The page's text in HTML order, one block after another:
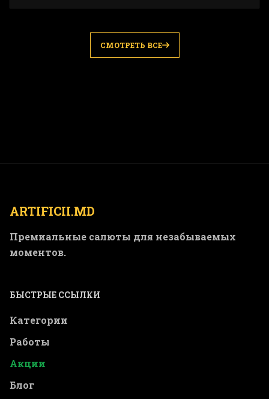
СМОТРЕТЬ ВСЕ
ARTIFICII.MD
Премиальные салюты для незабываемых
моментов.
БЫСТРЫЕ ССЫЛКИ
Категории
Работы
Акции
Блог